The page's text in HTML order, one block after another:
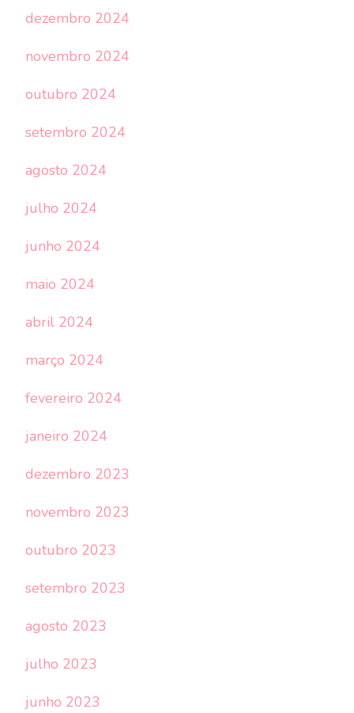
dezembro 2024
novembro 2024
outubro 2024
setembro 2024
agosto 2024
julho 2024
junho 2024
maio 2024
abril 2024
março 2024
fevereiro 2024
janeiro 2024
dezembro 2023
novembro 2023
outubro 2023
setembro 2023
agosto 2023
julho 2023
junho 2023